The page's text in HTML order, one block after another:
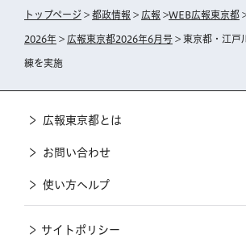
トップページ > 都政情報 > 広報 >WEB広報東京都
2026年 > 広報東京都2026年6月号 > 東京都・江戸
練を実施
広報東京都とは
お問い合わせ
使い方ヘルプ
サイトポリシー